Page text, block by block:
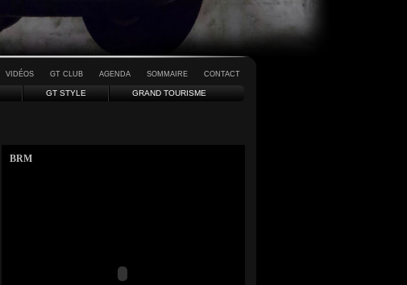
VIDÉOS GT CLUB AGENDA SOMMAIRE CONTACT
GT STYLE GRAND TOURISME
BRM